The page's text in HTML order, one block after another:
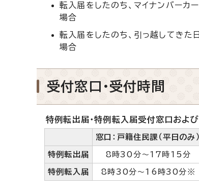
転入届をしたのち、マイナンバーカ
場合
転入届をしたのち、引っ越してき
場合
受付窓口・受付時間
特例転出届・特例転入届受付窓口およ
窓口：戸籍住民課（平日のみ）
特例転出届 8時30分～17時15分
特例転入届 8時30分～16時30分※